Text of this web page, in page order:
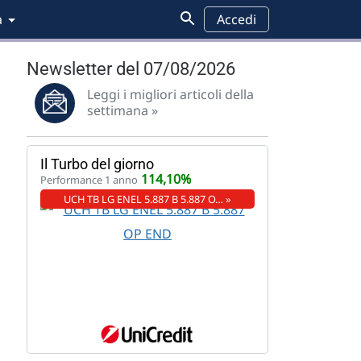
Accedi
Newsletter del 07/08/2026
Leggi i migliori articoli della
settimana »
Il Turbo del giorno
Performance 1 anno 114,10%
UCH TB LG ENEL 5.887 B 5.887 O… »